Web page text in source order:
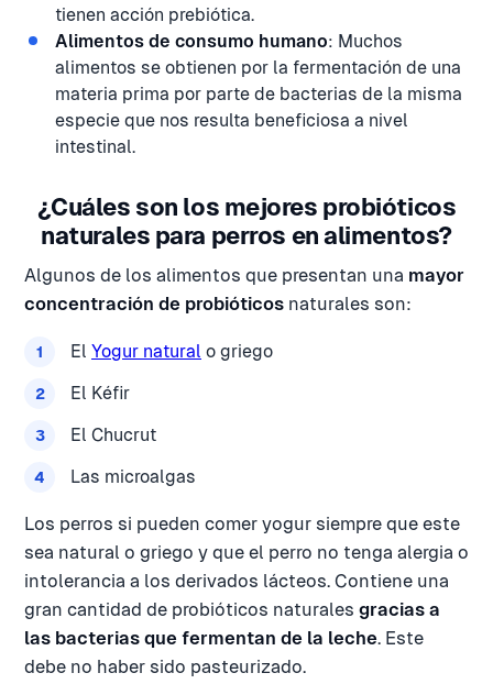
tienen acción prebiótica.
Alimentos de consumo humano: Muchos
alimentos se obtienen por la fermentación de una
materia prima por parte de bacterias de la misma
especie que nos resulta beneficiosa a nivel
intestinal.
¿Cuáles son los mejores probióticos
naturales para perros en alimentos?
Algunos de los alimentos que presentan una mayor
concentración de probióticos naturales son:
El Yogur natural o griego
El Kéfir
El Chucrut
Las microalgas
Los perros si pueden comer yogur siempre que este
sea natural o griego y que el perro no tenga alergia o
intolerancia a los derivados lácteos. Contiene una
gran cantidad de probióticos naturales gracias a
las bacterias que fermentan de la leche. Este
debe no haber sido pasteurizado.